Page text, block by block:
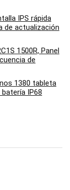
IPS rápida
de actualización
1500R, Panel
de
1380 tableta
IP68